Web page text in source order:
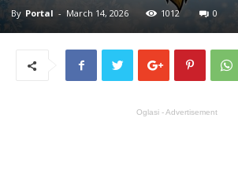
By Portal - March 14, 2026 1012 0
Oglasi - Advertisement